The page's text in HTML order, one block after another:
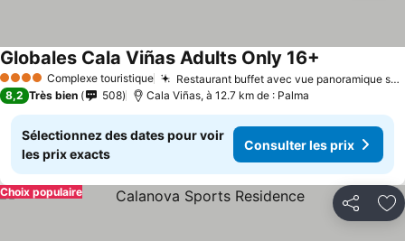
4 Étoiles Complexe touristique Restaurant buffet avec vue panoramique sur la mer
Globales Cala Viñas Adults Only 16+
8,2 Très bien 508 Cala Viñas, à 12.7 km de : Palma
Sélectionnez des dates pour voir
les prix exacts
Consulter les prix
Partager
Choix populaire